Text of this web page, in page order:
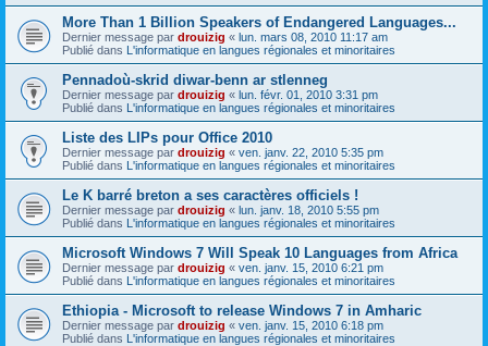
More Than 1 Billion Speakers of Endangered Languages...
Dernier message par drouizig « lun. mars 08, 2010 11:17 am
Publié dans L'informatique en langues régionales et minoritaires
Pennadoù-skrid diwar-benn ar stlenneg
Dernier message par drouizig « lun. févr. 01, 2010 3:31 pm
Publié dans L'informatique en langues régionales et minoritaires
Liste des LIPs pour Office 2010
Dernier message par drouizig « ven. janv. 22, 2010 5:35 pm
Publié dans L'informatique en langues régionales et minoritaires
Le K barré breton a ses caractères officiels !
Dernier message par drouizig « lun. janv. 18, 2010 5:55 pm
Publié dans L'informatique en langues régionales et minoritaires
Microsoft Windows 7 Will Speak 10 Languages from Africa
Dernier message par drouizig « ven. janv. 15, 2010 6:21 pm
Publié dans L'informatique en langues régionales et minoritaires
Ethiopia - Microsoft to release Windows 7 in Amharic
Dernier message par drouizig « ven. janv. 15, 2010 6:18 pm
Publié dans L'informatique en langues régionales et minoritaires